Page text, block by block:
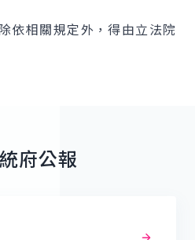
依相關規定外，得由立法院
府公報